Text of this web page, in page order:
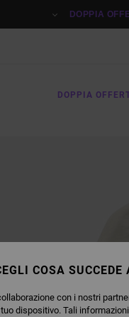
DOPPIA
DOPPIA
COSA
con i nostri
dispositivo. Tali